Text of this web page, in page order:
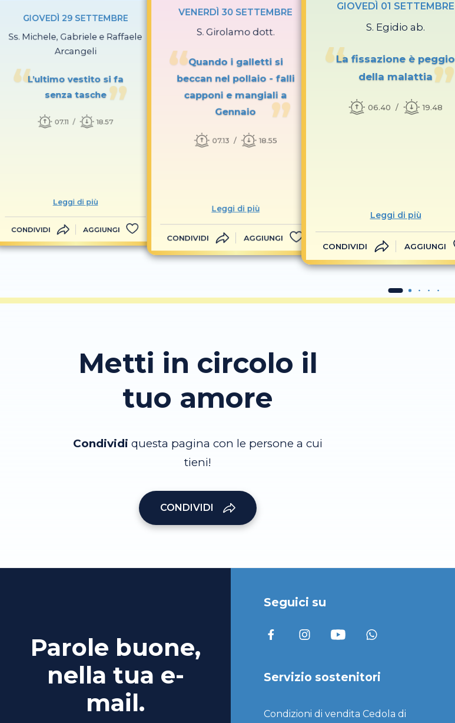
GIOVEDÌ 29 SETTEMBRE
Ss. Michele, Gabriele e Raffaele
Arcangeli
L’ultimo vestito si fa
senza tasche
07.11 18.57
Leggi di più
CONDIVIDI AGGIUNGI
VENERDÌ 30 SETTEMBRE
S. Girolamo dott.
Quando i galletti si
beccan nel pollaio - falli
capponi e mangiali a
Gennaio
07.13 18.55
Leggi di più
CONDIVIDI AGGIUNGI
GIOVEDÌ 01 SETTEMBRE
S. Egidio ab.
La fissazione è peggio
della malattia
06.40 19.48
Leggi di più
CONDIVIDI AGGIUNGI
Metti in circolo il
tuo amore
Condividi questa pagina con le persone a cui
tieni!
CONDIVIDI
Parole buone,
nella tua e-
mail.
Seguici su
Servizio sostenitori
Condizioni di vendita Cedola di